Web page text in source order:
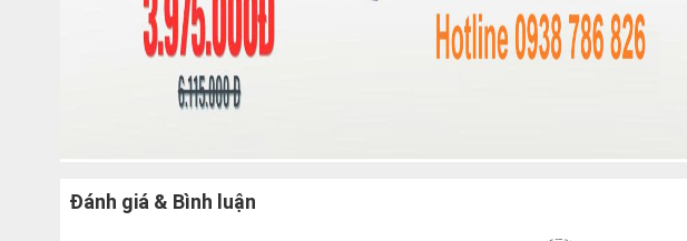
Đánh giá & Bình luận